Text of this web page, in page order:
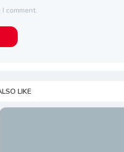
comment.
LIKE